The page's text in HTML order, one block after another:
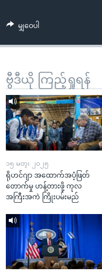
ရန်
မျှဝေပါ
ဗွီဒီယို ကြည့်ရှုရန်
၁၅ မတ္၊ ၂၀၂၅
ရိုဟင်ဂျာ အထောက်အပံ့ဖြတ်
တောက်မှု ဟန့်တားဖို့ ကုလ
အကြီးအကဲ ကြိုးပမ်းမည်